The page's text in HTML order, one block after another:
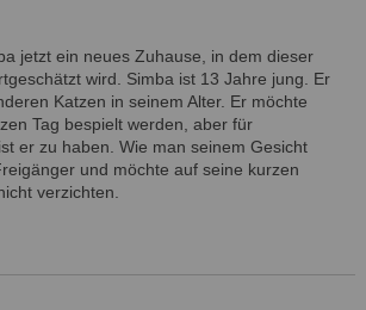
jetzt ein neues Zuhause, in dem dieser
wird. Simba ist 13 Jahre jung. Er
Katzen in seinem Alter. Er möchte
Tag bespielt werden, aber für
er zu haben. Wie man seinem Gesicht
und möchte auf seine kurzen
verzichten.